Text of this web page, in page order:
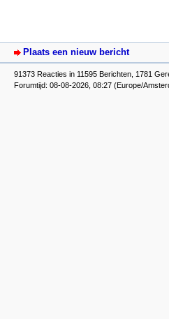
Plaats een nieuw bericht
91373 Reacties in 11595 Berichten, 1781
Forumtijd: 08-08-2026, 08:27 (Europe/